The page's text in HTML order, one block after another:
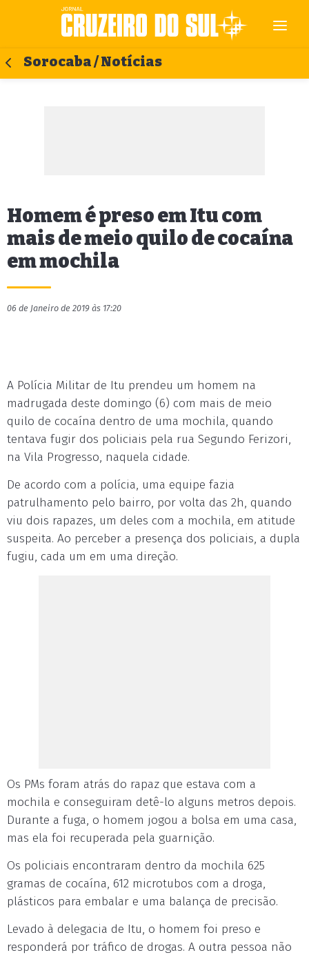
Sorocaba / Notícias
Homem é preso em Itu com
mais de meio quilo de cocaína
em mochila
06 de Janeiro de 2019 às 17:20
A Polícia Militar de Itu prendeu um homem na
madrugada deste domingo (6) com mais de meio
quilo de cocaína dentro de uma mochila, quando
tentava fugir dos policiais pela rua Segundo Ferizori,
na Vila Progresso, naquela cidade.
De acordo com a polícia, uma equipe fazia
patrulhamento pelo bairro, por volta das 2h, quando
viu dois rapazes, um deles com a mochila, em atitude
suspeita. Ao perceber a presença dos policiais, a dupla
fugiu, cada um em uma direção.
Os PMs foram atrás do rapaz que estava com a
mochila e conseguiram detê-lo alguns metros depois.
Durante a fuga, o homem jogou a bolsa em uma casa,
mas ela foi recuperada pela guarnição.
Os policiais encontraram dentro da mochila 625
gramas de cocaína, 612 microtubos com a droga,
plásticos para embalar e uma balança de precisão.
Levado à delegacia de Itu, o homem foi preso e
responderá por tráfico de drogas. A outra pessoa não